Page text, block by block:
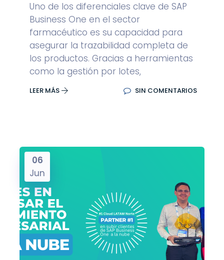
Uno de los diferenciales clave de SAP
Business One en el sector
farmacéutico es su capacidad para
asegurar la trazabilidad completa de
los productos. Gracias a herramientas
como la gestión por lotes,
LEER MÁS SIN COMENTARIOS
06
Jun